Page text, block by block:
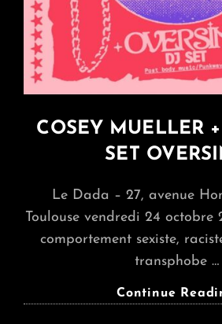
COSEY MUELLER +
SET
Le Dada – 27, avenue
Toulouse vendredi 24 octobre
comportement sexiste,
transphobe …
Continue